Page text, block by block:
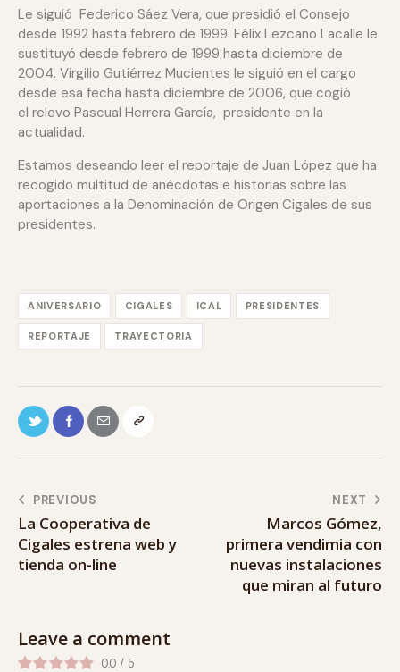
Le siguió Federico Sáez Vera, que presidió el Consejo
desde 1992 hasta febrero de 1999. Félix Lezcano Lacalle le
sustituyó desde febrero de 1999 hasta diciembre de
2004. Virgilio Gutiérrez Mucientes le siguió en el cargo
desde esa fecha hasta diciembre de 2006, que cogió
el relevo Pascual Herrera García, presidente en la
actualidad.
Estamos deseando leer el reportaje de Juan López que ha
recogido multitud de anécdotas e historias sobre las
aportaciones a la Denominación de Origen Cigales de sus
presidentes.
ANIVERSARIO CIGALES ICAL PRESIDENTES
REPORTAJE TRAYECTORIA
PREVIOUS
La Cooperativa de
Cigales estrena web y
tienda on-line
NEXT
Marcos Gómez,
primera vendimia con
nuevas instalaciones
que miran al futuro
Leave a comment
0.0 / 5